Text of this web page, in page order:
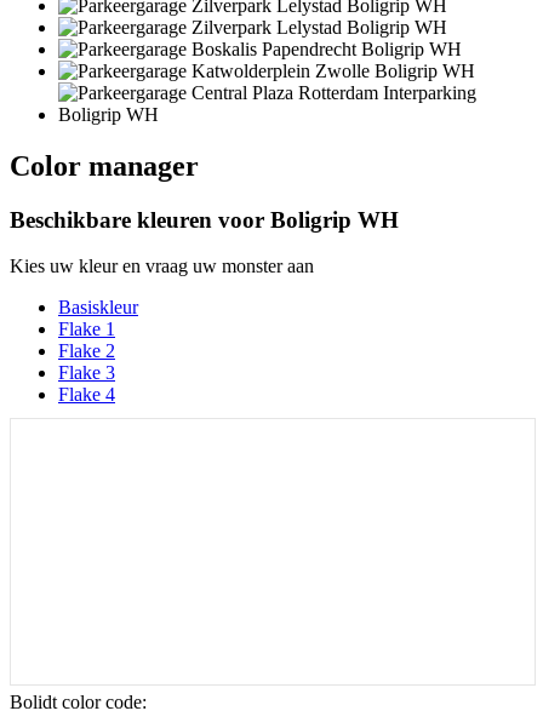
Color manager
Beschikbare kleuren voor Boligrip WH
Kies uw kleur en vraag uw monster aan
Basiskleur
Flake 1
Flake 2
Flake 3
Flake 4
Bolidt color code: